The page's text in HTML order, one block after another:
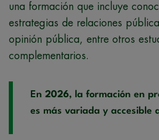
una formación que incluye
estrategias de relaciones
opinión pública, entre otros
complementarios.
En 2026, la formación en
es más variada y accesible